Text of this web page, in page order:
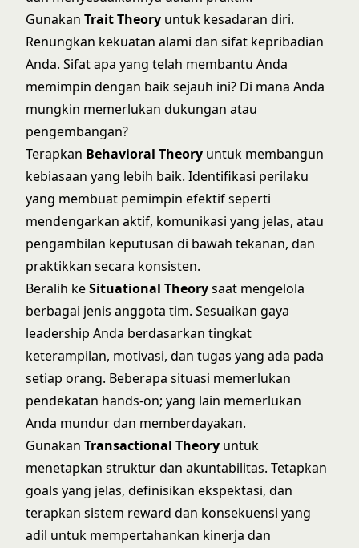
Gunakan Trait Theory untuk kesadaran diri.
Renungkan kekuatan alami dan sifat kepribadian
Anda. Sifat apa yang telah membantu Anda
memimpin dengan baik sejauh ini? Di mana Anda
mungkin memerlukan dukungan atau
pengembangan?
Terapkan Behavioral Theory untuk membangun
kebiasaan yang lebih baik. Identifikasi perilaku
yang membuat pemimpin efektif seperti
mendengarkan aktif, komunikasi yang jelas, atau
pengambilan keputusan di bawah tekanan, dan
praktikkan secara konsisten.
Beralih keSituational Theorysaat mengelola
berbagai jenis anggota tim. Sesuaikan gaya
leadership Anda berdasarkan tingkat
keterampilan, motivasi, dan tugas yang ada pada
setiap orang. Beberapa situasi memerlukan
pendekatan hands-on; yang lain memerlukan
Anda mundur dan memberdayakan.
Gunakan Transactional Theory untuk
menetapkan struktur dan akuntabilitas. Tetapkan
goals yang jelas, definisikan ekspektasi, dan
terapkan sistem reward dan konsekuensi yang
adil untuk mempertahankan kinerja dan